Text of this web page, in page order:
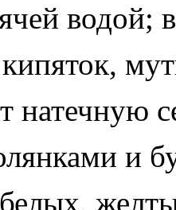
водой;
натечную
и